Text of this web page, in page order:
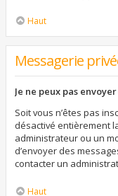
Haut
Messagerie
Je ne peux pas
Soit vous n’êtes pas
désactivé entièrement
administrateur ou un
d’envoyer des
contacter un
Haut